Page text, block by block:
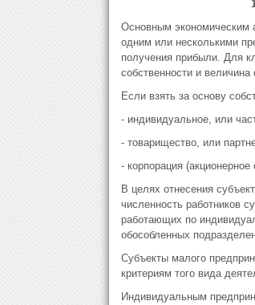
Основным экономическим
одним или несколькими
получения прибыли. Для
собственности и
Если взять за основу
- индивидуальное, или
- товарищество, или
- корпорация
В целях отнесения
численность работников
работающих по
обособленных
Субъекты малого
критериям того вида
Индивидуальным